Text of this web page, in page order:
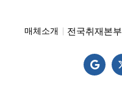
매체소개 전국취재본부